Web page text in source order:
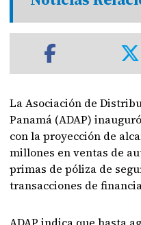
La Asociación de
Panamá (ADAP)
con la proyección de
millones en ventas de
primas de póliza de
transacciones de